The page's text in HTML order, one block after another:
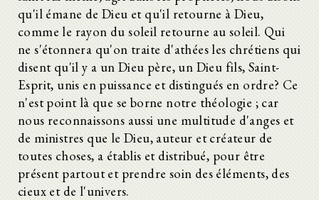
qu'il émane de Dieu et qu'il retourne à Dieu,
comme le rayon du soleil retourne au soleil. Qui
ne s'étonnera qu'on traite d'athées les chrétiens qui
disent qu'il y a un Dieu père, un Dieu fils, Saint-
Esprit, unis en puissance et distingués en ordre? Ce
n'est point là que se borne notre théologie ; car
nous reconnaissons aussi une multitude d'anges et
de ministres que le Dieu, auteur et créateur de
toutes choses, a établis et distribué, pour être
présent partout et prendre soin des éléments, des
cieux et de l'univers.